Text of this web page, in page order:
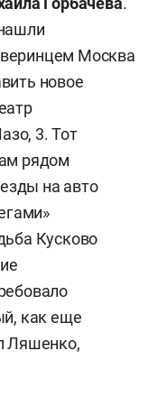
Москва
новое
3. Тот
рядом
на авто
Кусково
как еще
Ляшенко,